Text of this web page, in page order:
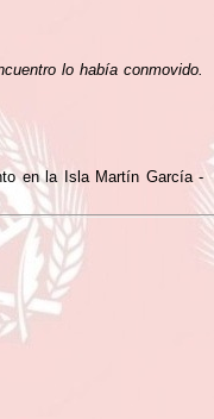
lo había conmovido.
en la Isla Martín García -